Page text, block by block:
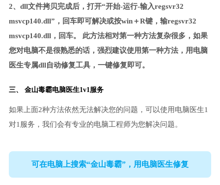
2、dll文件拷贝完成后，打开“开始-运行-输入regsvr32
msvcp140.dll”，回车即可解决或按win＋R键，输regsvr32
msvcp140.dll，回车。 此方法相对第一种方法复杂很多，如果
您对电脑不是很熟悉的话，强烈建议使用第一种方法，用电脑
医生专属dll自动修复工具，一键修复即可。
三、 金山毒霸电脑医生1v1服务
如果上面2种方法依然无法解决您的问题，可以使用电脑医生1
对1服务，我们会有专业的电脑工程师为您解决问题。
可在电脑上搜索“金山毒霸”，用电脑医生修复